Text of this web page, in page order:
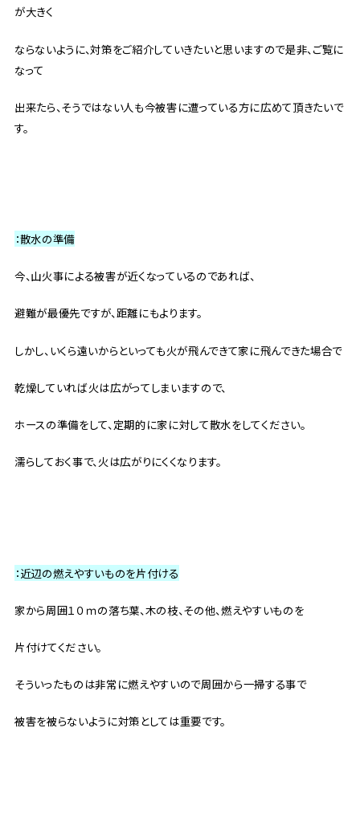
が大きく
ならないように、対策をご紹介していきたいと思いますので是非、ご覧に
なって
出来たら、そうではない人も今被害に遭っている方に広めて頂きたいで
す。
：散水の準備
今、山火事による被害が近くなっているのであれば、
避難が最優先ですが、距離にもよります。
しかし、いくら遠いからといっても火が飛んできて家に飛んできた場合で
乾燥していれば火は広がってしまいますので、
ホースの準備をして、定期的に家に対して散水をしてください。
濡らしておく事で、火は広がりにくくなります。
：近辺の燃えやすいものを片付ける
家から周囲１０ｍの落ち葉、木の枝、その他、燃えやすいものを
片付けてください。
そういったものは非常に燃えやすいので周囲から一掃する事で
被害を被らないように対策としては重要です。